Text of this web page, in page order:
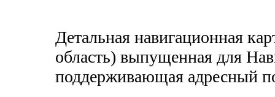
Детальная навигационная
область) выпущенная для
поддерживающая адресный